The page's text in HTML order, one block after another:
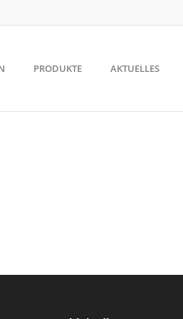
PRODUKTE AKTUELLES